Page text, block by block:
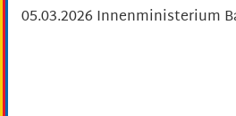
05.03.2026 Innenministerium